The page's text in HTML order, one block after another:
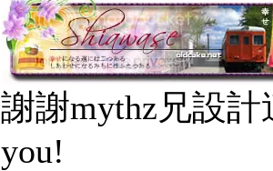
謝謝mythz兄設
you!